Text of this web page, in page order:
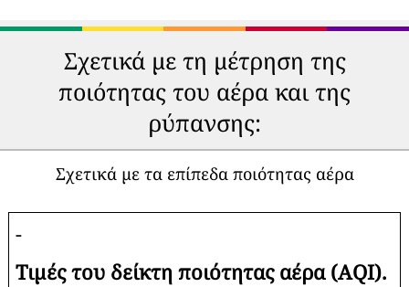
Σχετικά με τη μέτρηση της
ποιότητας του αέρα και της
ρύπανσης:
Σχετικά με τα επίπεδα ποιότητας αέρα
-
Τιμές του δείκτη ποιότητας αέρα (AQI).